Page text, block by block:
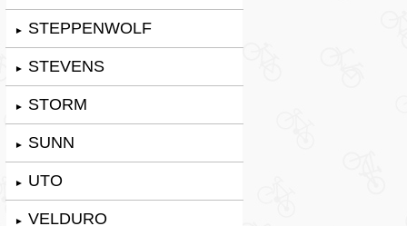
► STEPPENWOLF
► STEVENS
► STORM
► SUNN
► UTO
► VELDURO